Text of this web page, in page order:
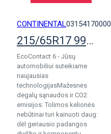
CONTINENTAL03154170000
215/65R17 99V Continental EcoContact 6
EcoContact 6 - Jūsų
automobiliui suteikiame
naujausias
technologijasMažesnės
degalų sąnaudos ir CO2
emisijos: Tolimos kelionės
nebūtinai turi kainuoti daug:
dėl geriausio padangos